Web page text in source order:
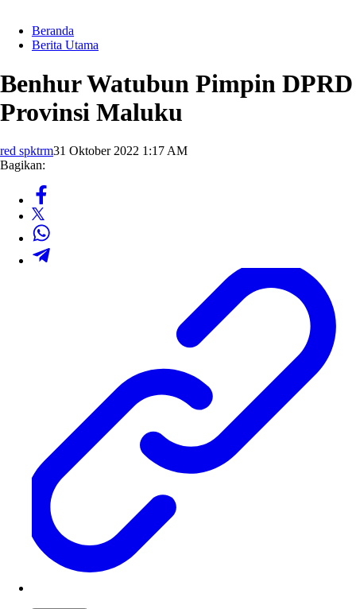
Beranda
Berita Utama
Benhur Watubun Pimpin DPRD
Provinsi Maluku
red spktrm31 Oktober 2022 1:17 AM
Bagikan: